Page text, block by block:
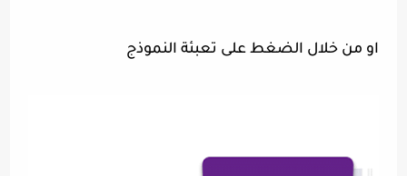
او من خلال الضغط على تعبئة النموذج